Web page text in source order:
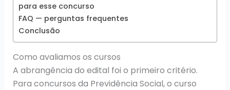
para esse concurso
FAQ — perguntas frequentes
Conclusão
Como avaliamos os cursos
A abrangência do edital foi o primeiro critério.
Para concursos da Previdência Social, o curso